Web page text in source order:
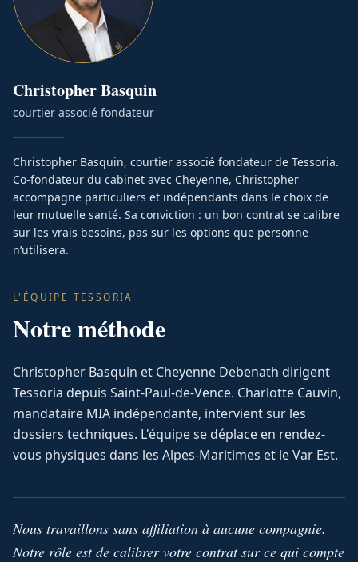
ChristopherBasquin
courtier associé fondateur
Christopher Basquin, courtier associé fondateur de Tessoria.
Co-fondateur du cabinet avec Cheyenne, Christopher
accompagne particuliers et indépendants dans le choix de
leur mutuelle santé. Sa conviction : un bon contrat se calibre
sur les vrais besoins, pas sur les options que personne
n’utilisera.
L'ÉQUIPE TESSORIA
Notre méthode
Christopher Basquin et Cheyenne Debenath dirigent
Tessoria depuis Saint-Paul-de-Vence. Charlotte Cauvin,
mandataire MIA indépendante, intervient sur les
dossiers techniques. L'équipe se déplace en rendez-
vous physiques dans les Alpes-Maritimes et le Var Est.
Nous travaillons sans affiliation à aucune compagnie.
Notre rôle est de calibrer votre contrat sur ce qui compte